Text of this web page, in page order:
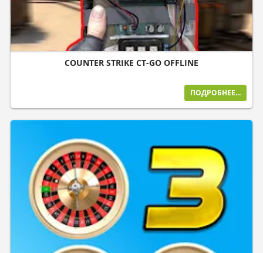
COUNTER STRIKE CT-GO OFFLINE
ПОДРОБНЕЕ...